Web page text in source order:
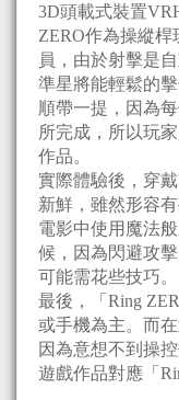
3D頭載式裝置
ZERO作為操縱
員，由於射擊是
準星將能輕鬆的擊
順帶一提，因為
所完成，所以玩
作品。
實際體驗後，穿
新鮮，雖然形容
電影中使用魔法
候，因為閃避攻
可能需花些技巧。
最後，「Ring
或手機為主。而
因為意想不到操
遊戲作品對應「